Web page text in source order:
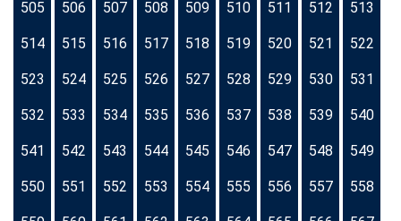
505 506 507 508 509 510 511 512 513
514 515 516 517 518 519 520 521 522
523 524 525 526 527 528 529 530 531
532 533 534 535 536 537 538 539 540
541 542 543 544 545 546 547 548 549
550 551 552 553 554 555 556 557 558